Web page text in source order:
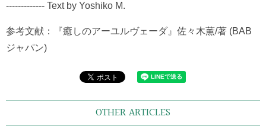
------------- Text by Yoshiko M.
参考文献：『癒しのアーユルヴェーダ』佐々木薫/著 (BAB
ジャパン)
OTHER ARTICLES